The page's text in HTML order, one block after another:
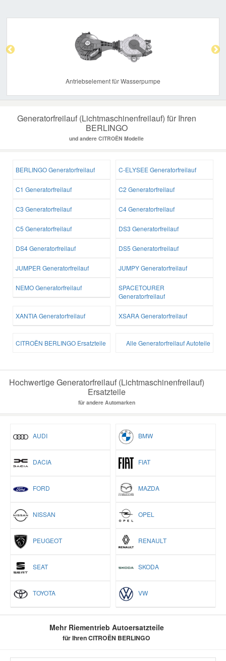
Antriebselement für Wasserpumpe
Generatorfreilauf (Lichtmaschinenfreilauf) für Ihren
BERLINGO
und andere CITROËN Modelle
BERLINGO Generatorfreilauf C-ELYSEE Generatorfreilauf
C1 Generatorfreilauf C2 Generatorfreilauf
C3 Generatorfreilauf C4 Generatorfreilauf
C5 Generatorfreilauf DS3 Generatorfreilauf
DS4 Generatorfreilauf DS5 Generatorfreilauf
JUMPER Generatorfreilauf JUMPY Generatorfreilauf
NEMO Generatorfreilauf
SPACETOURER
Generatorfreilauf
XANTIA Generatorfreilauf XSARA Generatorfreilauf
CITROËN BERLINGO Ersatzteile Alle Generatorfreilauf Autoteile
Hochwertige Generatorfreilauf (Lichtmaschinenfreilauf)
Ersatzteile
für andere Automarken
AUDI BMW
DACIA FIAT
FORD MAZDA
NISSAN OPEL
PEUGEOT RENAULT
SEAT SKODA
TOYOTA VW
Mehr Riementrieb Autoersatzteile
für Ihren CITROËN BERLINGO